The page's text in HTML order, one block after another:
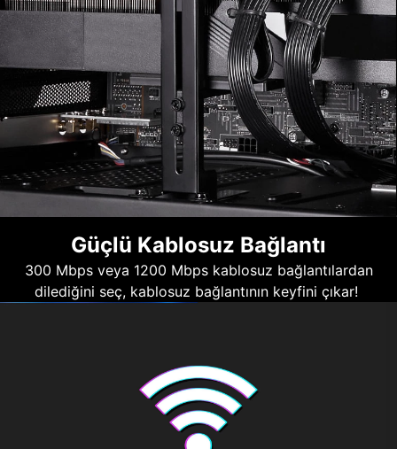
Güçlü Kablosuz Bağlantı
300 Mbps veya 1200 Mbps kablosuz bağlantılardan
dilediğini seç, kablosuz bağlantının keyfini çıkar!